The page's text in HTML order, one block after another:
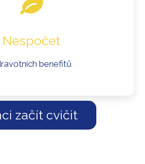
Nespočet
benefitů
začít cvičit